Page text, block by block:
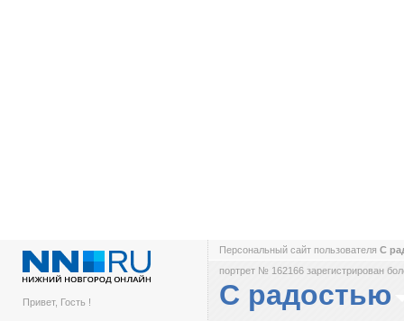
Привет, Гость !
Персональный сайт пользователя С
портрет № 162166 зарегистрирован
С радостью